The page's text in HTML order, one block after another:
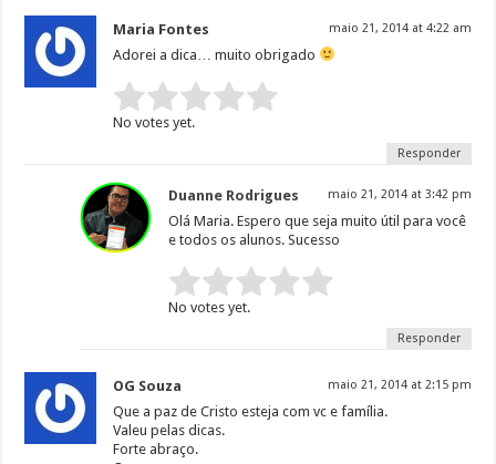
Maria Fontes maio 21, 2014 at 4:22 am
Adorei a dica… muito obrigado
Rate this item:
Submit Rating
No votes yet.
Responder
Duanne Rodrigues maio 21, 2014 at 3:42 pm
Olá Maria. Espero que seja muito útil para você
e todos os alunos. Sucesso
Rate this item:
Submit Rating
No votes yet.
Responder
OG Souza maio 21, 2014 at 2:15 pm
Que a paz de Cristo esteja com vc e família.
Valeu pelas dicas.
Forte abraço.